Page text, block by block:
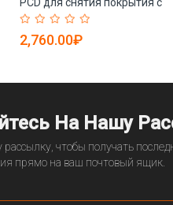
бетона (арт. 25-19083504)
2,760.00₽
На Нашу
чтобы получать
прямо на ваш почтовый ящик.